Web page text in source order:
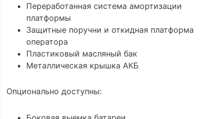
Переработанная система амортизации
платформы
Защитные поручни и откидная платформа
оператора
Пластиковый масляный бак
Металлическая крышка АКБ
Опционально доступны: